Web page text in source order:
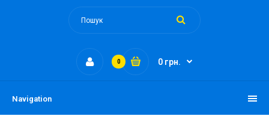
0 0 грн.
Navigation